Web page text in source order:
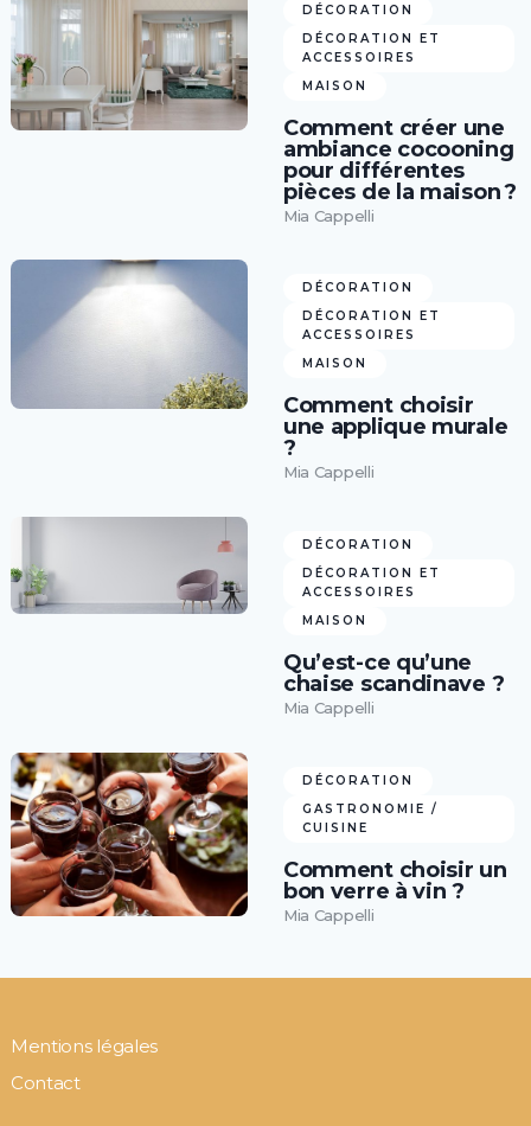
DÉCORATION
DÉCORATION ET
ACCESSOIRES
MAISON
Comment créer une
ambiance cocooning
pour différentes
pièces de la maison ?
Mia Cappelli
DÉCORATION
DÉCORATION ET
ACCESSOIRES
MAISON
Comment choisir
une applique murale
?
Mia Cappelli
DÉCORATION
DÉCORATION ET
ACCESSOIRES
MAISON
Qu’est-ce qu’une
chaise scandinave ?
Mia Cappelli
DÉCORATION
GASTRONOMIE /
CUISINE
Comment choisir un
bon verre à vin ?
Mia Cappelli
Mentions légales
Contact